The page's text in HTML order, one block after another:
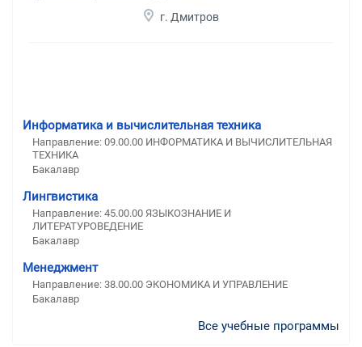
г. Дмитров
Информатика и вычислительная техника
Направление: 09.00.00 ИНФОРМАТИКА И ВЫЧИСЛИТЕЛЬНАЯ
ТЕХНИКА
Бакалавр
Лингвистика
Направление: 45.00.00 ЯЗЫКОЗНАНИЕ И
ЛИТЕРАТУРОВЕДЕНИЕ
Бакалавр
Менеджмент
Направление: 38.00.00 ЭКОНОМИКА И УПРАВЛЕНИЕ
Бакалавр
Все учебные программы